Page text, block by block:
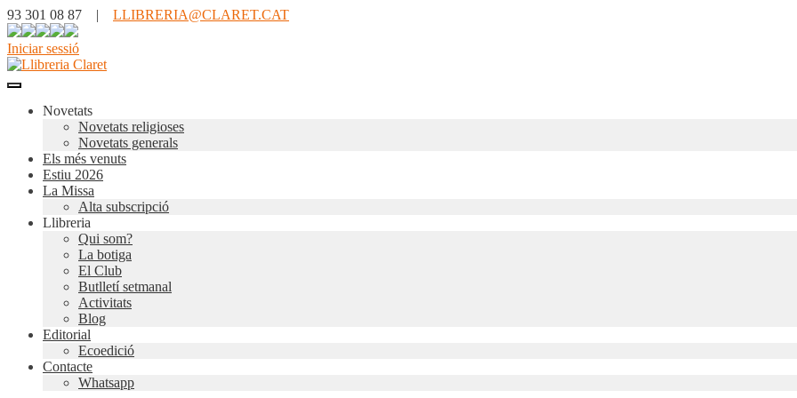
93 301 08 87 | LLIBRERIA@CLARET.CAT
Iniciar sessió
Novetats
Novetats religioses
Novetats generals
Els més venuts
Estiu 2026
La Missa
Alta subscripció
Llibreria
Qui som?
La botiga
El Club
Butlletí setmanal
Activitats
Blog
Editorial
Ecoedició
Contacte
Whatsapp